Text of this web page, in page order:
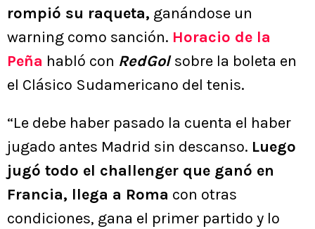
rompió su raqueta, ganándose un
warning como sanción. Horacio de la
Peña habló con RedGolsobre la boleta en
el Clásico Sudamericano del tenis.
“Le debe haber pasado la cuenta el haber
jugado antes Madrid sin descanso. Luego
jugó todo el challenger que ganó en
Francia, llega a Roma con otras
condiciones, gana el primer partido y lo